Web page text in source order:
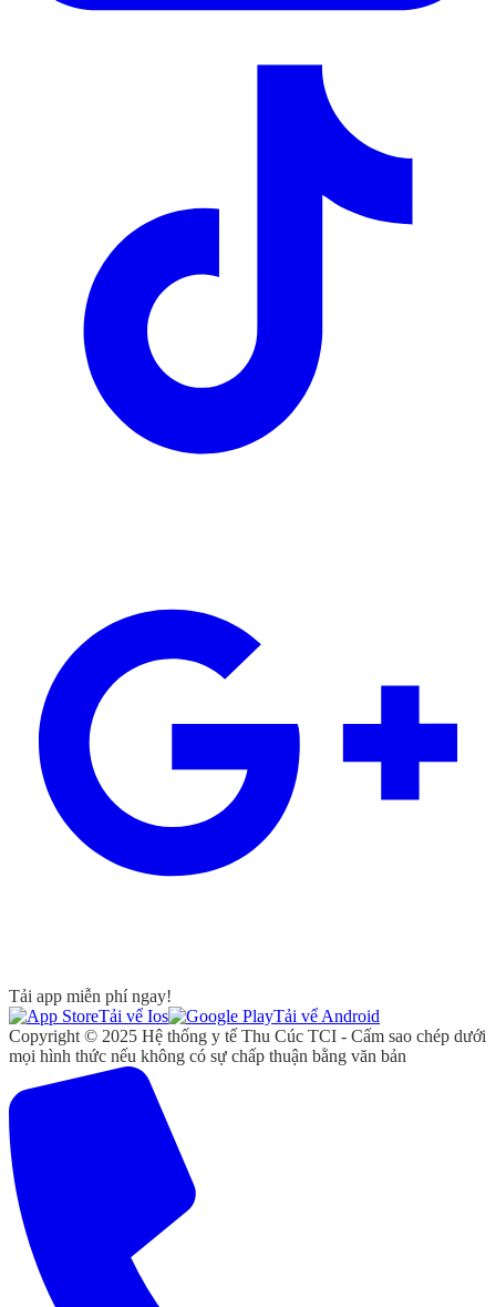
Tải app miễn phí ngay!
Tải vể Ios
Tải vể Android
Copyright © 2025 Hệ thống y tế Thu Cúc TCI - Cấm sao chép dưới
mọi hình thức nếu không có sự chấp thuận bằng văn bản